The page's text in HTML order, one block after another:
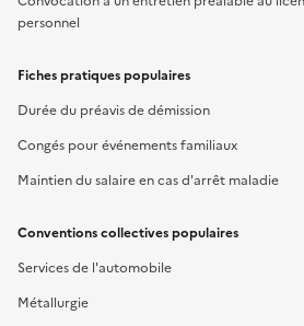
personnel
Fiches pratiques populaires
Durée du préavis de démission
Congés pour événements familiaux
Maintien du salaire en cas d'arrêt maladie
Conventions collectives populaires
Services de l'automobile
Métallurgie